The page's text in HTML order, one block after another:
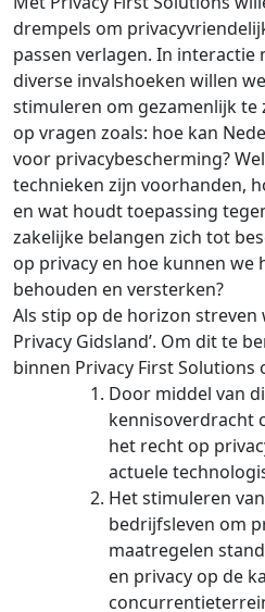
drempels om
passen verlagen. In
diverse invalshoeken willen
stimuleren om gezamenlijk
op vragen zoals: hoe kan
voor privacybescherming?
technieken zijn voorhanden,
en wat houdt toepassing
zakelijke belangen zich tot
op privacy en hoe kunnen we
behouden en versterken?
Als stip op de horizon streven
Privacy Gidsland’. Om dit te
binnen Privacy First Solutions
Door middel van
kennisoverdracht
het recht op
actuele
Het stimuleren
bedrijfsleven om
maatregelen
en privacy op de